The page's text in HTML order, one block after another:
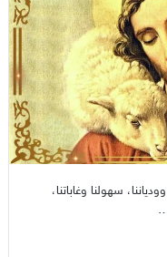
سهولنا وغاباتنا،